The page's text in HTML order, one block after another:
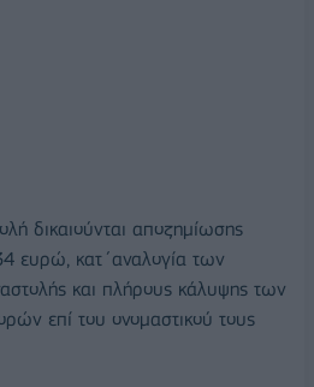
δικαιούνται αποζημίωσης
ευρώ, κατ΄αναλογία των
και πλήρους κάλυψης των
επί του ονομαστικού τους